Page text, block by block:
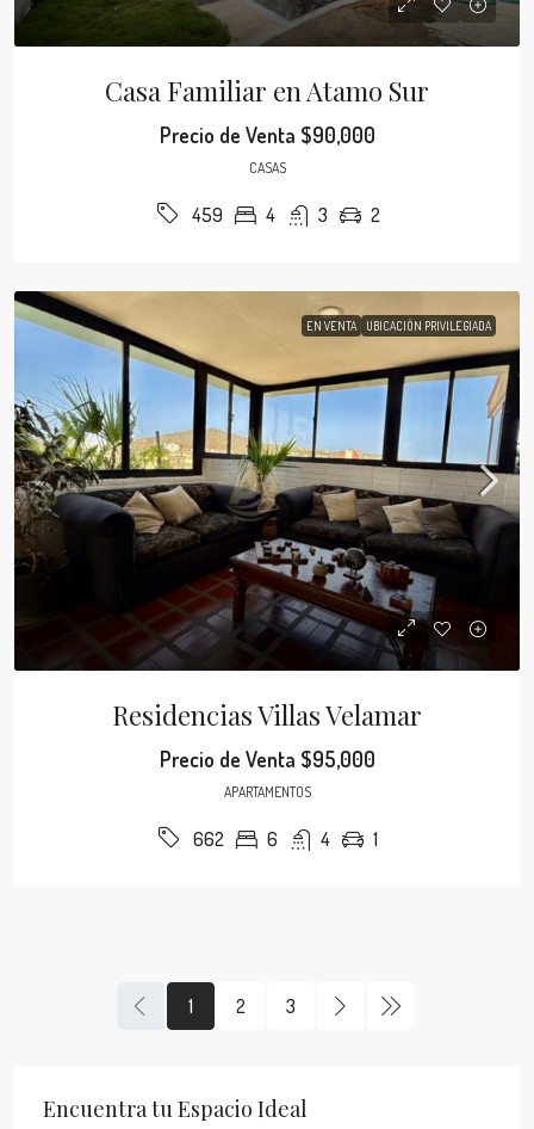
Casa Familiar en Atamo Sur
Precio de Venta $90,000
CASAS
459 4 3 2
EN VENTA UBICACIÓN PRIVILEGIADA
Residencias Villas Velamar
Precio de Venta $95,000
APARTAMENTOS
662 6 4 1
1 2 3
Encuentra tu Espacio Ideal